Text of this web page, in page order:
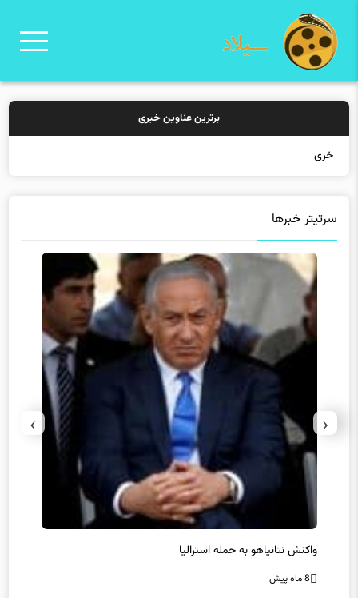
برترین عناوین خبری
خرید بیمه: سنت
سرتیتر خبرها
واکنش نتانیاهو به حمله استرالیا
8 ماه پیش
‹
›